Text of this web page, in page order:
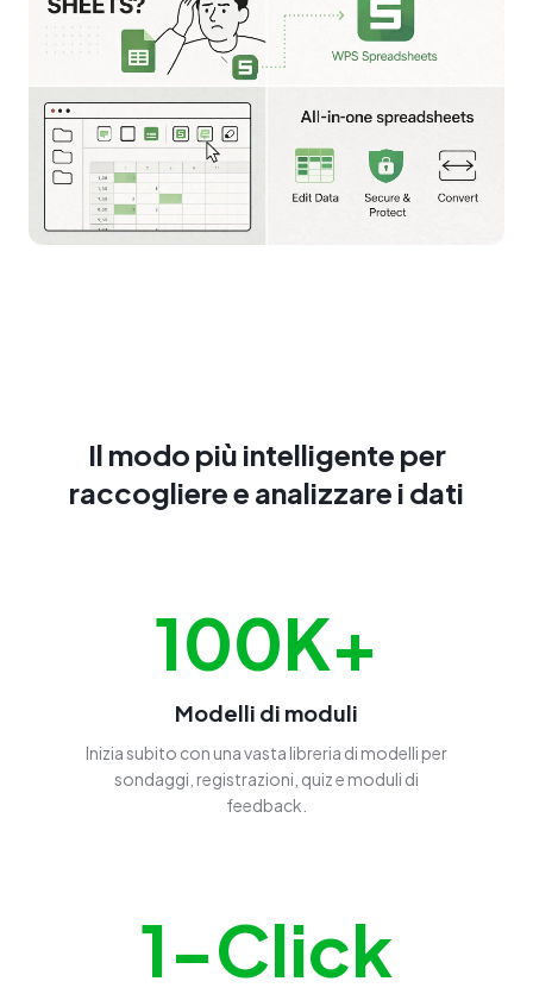
Il modo più intelligente per
raccogliere e analizzare i dati
100K+
Modelli di moduli
Inizia subito con una vasta libreria di modelli per
sondaggi, registrazioni, quiz e moduli di
feedback.
1-Click